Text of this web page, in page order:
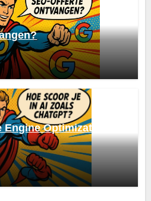
Engine Optimization